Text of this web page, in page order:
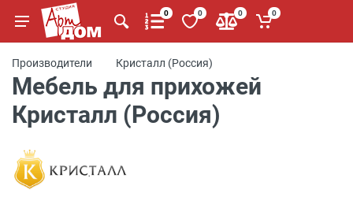
0 0 0 0
Производители Кристалл (Россия)
Мебель для прихожей
Кристалл (Россия)